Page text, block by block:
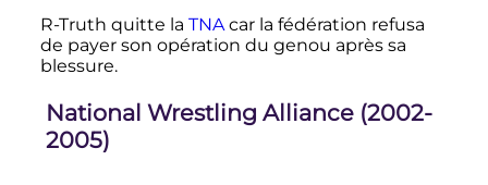
R-Truth quitte la TNAcar la fédération refusa
de payer son opération du genou après sa
blessure.
National Wrestling Alliance (2002-
2005)